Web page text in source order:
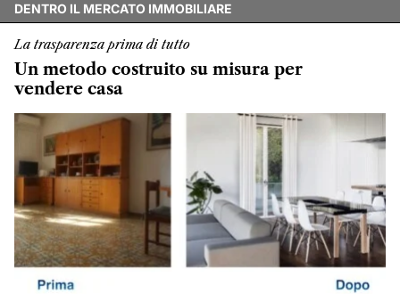
DENTRO IL MERCATO IMMOBILIARE
La trasparenza prima di tutto
Un metodo costruito su misura per
vendere casa